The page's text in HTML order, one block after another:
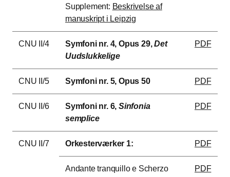
Supplement: Beskrivelse af
manuskript i Leipzig
CNU II/4 Symfoni nr. 4, Opus 29,Det
Uudslukkelige
PDF
CNU II/5 Symfoni nr. 5, Opus 50 PDF
CNU II/6 Symfoni nr. 6, Sinfonia
semplice
PDF
CNU II/7 Orkesterværker 1: PDF
Andante tranquillo e Scherzo PDF